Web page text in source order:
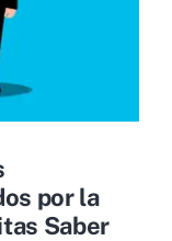
por la
Saber